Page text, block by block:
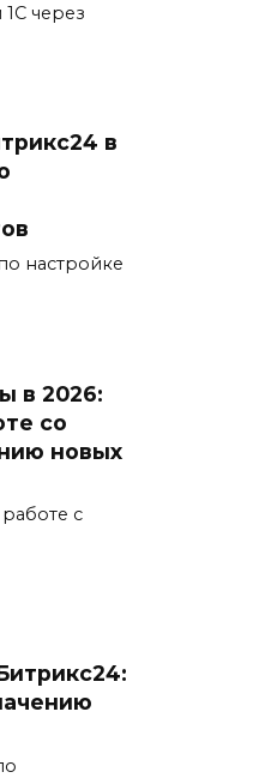
через
в
настройке
в 2026:
со
новых
с